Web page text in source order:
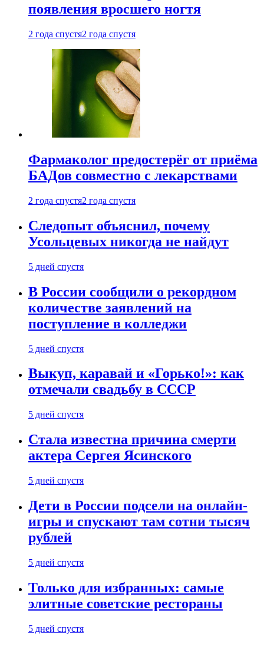
появления вросшего ногтя
2 года спустя2 года спустя
Фармаколог предостерёг от приёма
БАДов совместно с лекарствами
2 года спустя2 года спустя
Следопыт объяснил, почему
Усольцевых никогда не найдут
5 дней спустя
В России сообщили о рекордном
количестве заявлений на
поступление в колледжи
5 дней спустя
Выкуп, каравай и «Горько!»: как
отмечали свадьбу в СССР
5 дней спустя
Стала известна причина смерти
актера Сергея Ясинского
5 дней спустя
Дети в России подсели на онлайн-
игры и спускают там сотни тысяч
рублей
5 дней спустя
Только для избранных: самые
элитные советские рестораны
5 дней спустя